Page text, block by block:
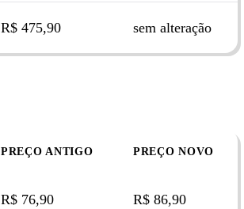
R$ 475,90 sem alteração
PREÇO ANTIGO PREÇO NOVO
R$ 76,90 R$ 86,90